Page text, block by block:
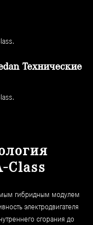
Технические
Class
гибридным модулем
электродвигателя
сгорания до